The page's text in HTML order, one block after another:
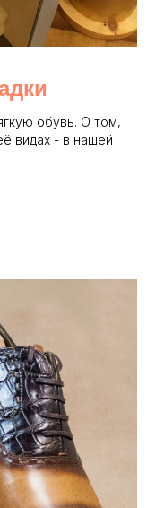
обувь. О том,
видах - в нашей